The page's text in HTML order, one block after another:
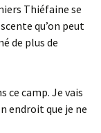
Thiéfaine se
qu’on peut
de plus de
ce camp. Je vais
endroit que je ne